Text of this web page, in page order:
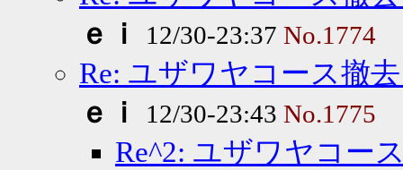
ｅｉ
12/30-23:37 No.1774
Re: ユザワヤコース撤
ｅｉ
12/30-23:43 No.1775
Re^2: ユザワヤコー